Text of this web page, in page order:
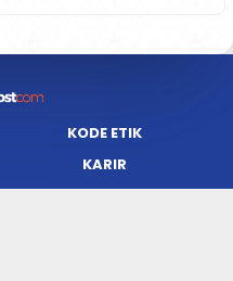
KODE ETIK
KARIR
DISCLAIMER